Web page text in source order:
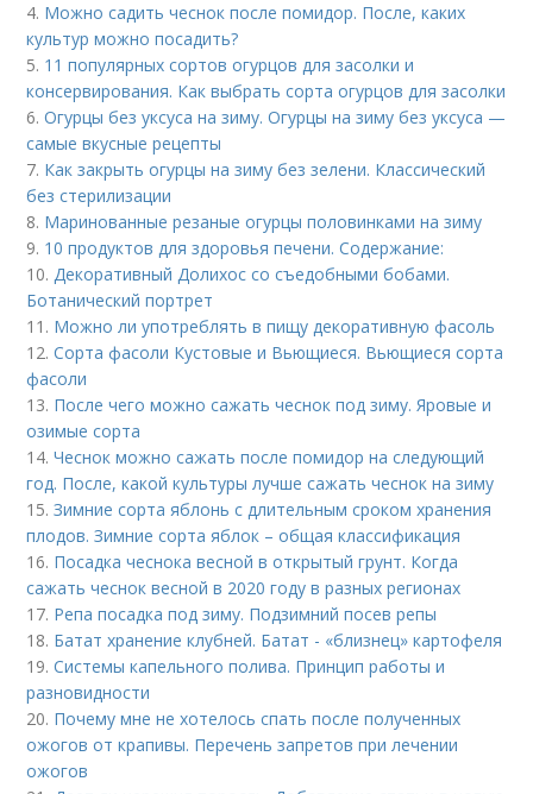
4. Можно садить чеснок после помидор. После, каких
культур можно посадить?
5. 11 популярных сортов огурцов для засолки и
консервирования. Как выбрать сорта огурцов для засолки
6.Огурцы без уксуса на зиму. Огурцы на зиму без уксуса —
самые вкусные рецепты
7. Как закрыть огурцы на зиму без зелени. Классический
без стерилизации
8. Маринованные резаные огурцы половинками на зиму
9. 10 продуктов для здоровья печени. Содержание:
10.Декоративный Долихос со съедобными бобами.
Ботанический портрет
11. Можно ли употреблять в пищу декоративную фасоль
12.Сорта фасоли Кустовые и Вьющиеся. Вьющиеся сорта
фасоли
13. После чего можно сажать чеснок под зиму. Яровые и
озимые сорта
14.Чеснок можно сажать после помидор на следующий
год. После, какой культуры лучше сажать чеснок на зиму
15.Зимние сорта яблонь с длительным сроком хранения
плодов. Зимние сорта яблок – общая классификация
16. Посадка чеснока весной в открытый грунт. Когда
сажать чеснок весной в 2020 году в разных регионах
17. Репа посадка под зиму. Подзимний посев репы
18. Батат хранение клубней. Батат - «близнец» картофеля
19.Системы капельного полива. Принцип работы и
разновидности
20. Почему мне не хотелось спать после полученных
ожогов от крапивы. Перечень запретов при лечении
ожогов